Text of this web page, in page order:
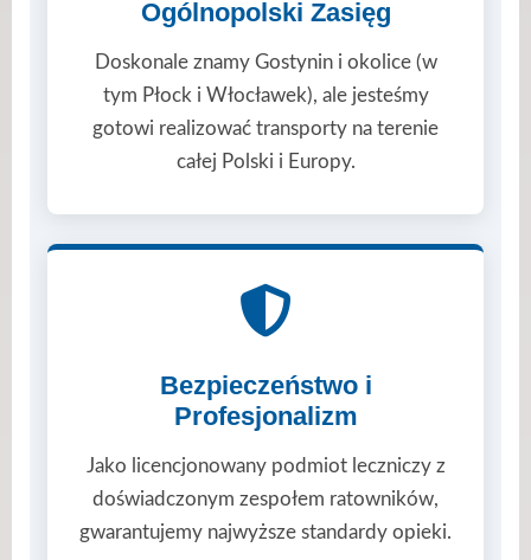
Ogólnopolski Zasięg
Doskonale znamy Gostynin i okolice (w
tym Płock i Włocławek), ale jesteśmy
gotowi realizować transporty na terenie
całej Polski i Europy.
Bezpieczeństwo i
Profesjonalizm
Jako licencjonowany podmiot leczniczy z
doświadczonym zespołem ratowników,
gwarantujemy najwyższe standardy opieki.